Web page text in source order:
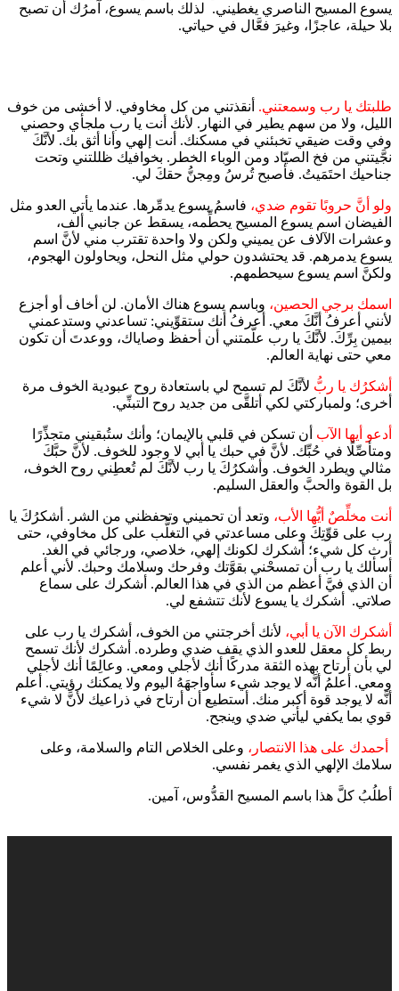
يسوع المسيح الناصري يغطيني. لذلك باسم يسوع، آمرُك أن تصبح
بلا حيلة، عاجزًا، وغيرَ فعَّال في حياتي.
طلبتك يا رب وسمعتني. أنقذتني من كل مخاوفي. لا أخشى من خوف
الليل، ولا من سهم يطير في النهار. لأنك أنت يا رب ملجأي وحصني
وفي وقت ضيقي تخبئني في مسكنك. أنت إلهي وأنا أثق بك. لأنَّكَ
نجَّيتني من فخ الصيّاد ومن الوباء الخطر. بخوافيك ظللتني وتحت
جناحيك احتَمَيتُ. فأصبح تُرسُ ومِجنُّ حقكَ لي.
ولو أنَّ حروبًا تقوم ضدي، فاسمُ يسوع يدمِّرها. عندما يأتي العدو مثل
الفيضان اسم يسوع المسيح يحطِّمه، يسقط عن جانبي ألف،
وعشرات الآلاف عن يميني ولكن ولا واحدة تقترب مني لأنَّ اسم
يسوع يدمرهم. قد يحتشدون حولي مثل النحل، ويحاولون الهجوم،
ولكنَّ اسم يسوع سيحطمهم.
اسمك برجي الحصين، وباسم يسوع هناك الأمان. لن أخاف أو أجزع
لأنني أعرفُ أنَّكَ معي. أعرفُ أنك ستقوِّيني: تساعدني وستدعمني
بيمين بِرِّكَ. لأنَّكَ يا رب علَّمتني أن أحفظ وصاياك، ووعدتَ أن تكون
معي حتى نهاية العالم.
أشكرُك يا ربُّ لأنَّكَ لم تسمح لي باستعادة روح عبودية الخوف مرة
أخرى؛ ولمباركتي لكي أتلقَّى من جديد روح التبنِّي.
أدعو أيها الآب أن تسكن في قلبي بالإيمان؛ وأنك ستُبقيني متجذِّرًا
ومتأصِّلًا في حُبِّك. لأنَّ في حبك يا أبي لا وجود للخوف. لأنَّ حبَّكَ
مثالي ويطرد الخوف. وأشكرُكَ يا رب لأنَّكَ لم تُعطِني روح الخوف،
بل القوة والحبَّ والعقل السليم.
أنت مخلِّصٌ أيُّها الأب، وتعد أن تحميني وتحفظني من الشر. أشكرُكَ يا
رب على قوِّتِكَ وعلى مساعدتي في التغلُّب على كل مخاوفي، حتى
أرث كل شيء؛ أشكرك لكونك إلهي، خلاصي، ورجائي في الغد.
أسألك يا رب أن تمسحْني بقوَّتك وفرحك وسلامك وحبك. لأني أعلم
أن الذي فيَّ أعظم من الذي في هذا العالم. أشكرك على سماع
صلاتي. أشكرك يا يسوع لأنك تتشفع لي.
أشكرك الآن يا أبي، لأنك أخرجتني من الخوف، أشكرك يا رب على
ربط كل معقل للعدو الذي يقف ضدي وطرده. أشكرك لأنك تسمح
لي بأن أرتاح بهذه الثقة مدركًا أنك لأجلي ومعي. وعالِمًا أنك لأجلي
ومعي. أعلمُ أنَّه لا يوجد شيء سأواجهَهُ اليوم ولا يمكنك رؤيتي. أعلم
أنَّه لا يوجد قوة أكبر منك. أستطيع أن أرتاح في ذراعيك لأنَّ لا شيء
قوي بما يكفي ليأتي ضدي وينجح.
أحمدك على هذا الانتصار، وعلى الخلاص التام والسلامة، وعلى
سلامك الإلهي الذي يغمر نفسي.
أطلُبُ كلَّ هذا باسم المسيح القدُّوس، آمين.